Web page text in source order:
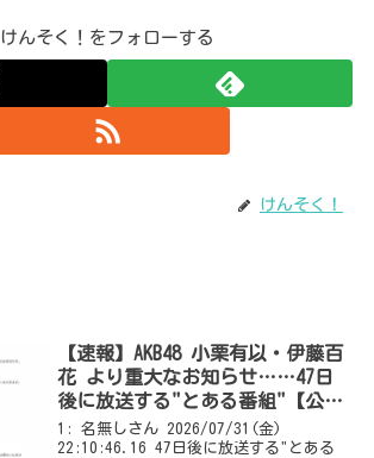
けんそく！をフォローする
けんそく！
【速報】AKB48 小栗有以・伊藤百
花 より重大なお知らせ……47日
後に放送する"とある番組"【公
式】
1: 名無しさん 2026/07/31(金)
22:10:46.16 47日後に放送する"とある